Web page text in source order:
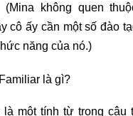
(Mina không quen
cô ấy cần một số đào
năng của nó.)
là một tính từ trong câu